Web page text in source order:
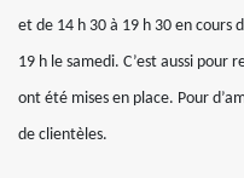
et de 14 h 30 à 19 h 30 en cours
19 h le samedi. C’est aussi pour
ont été mises en place. Pour
de clientèles.